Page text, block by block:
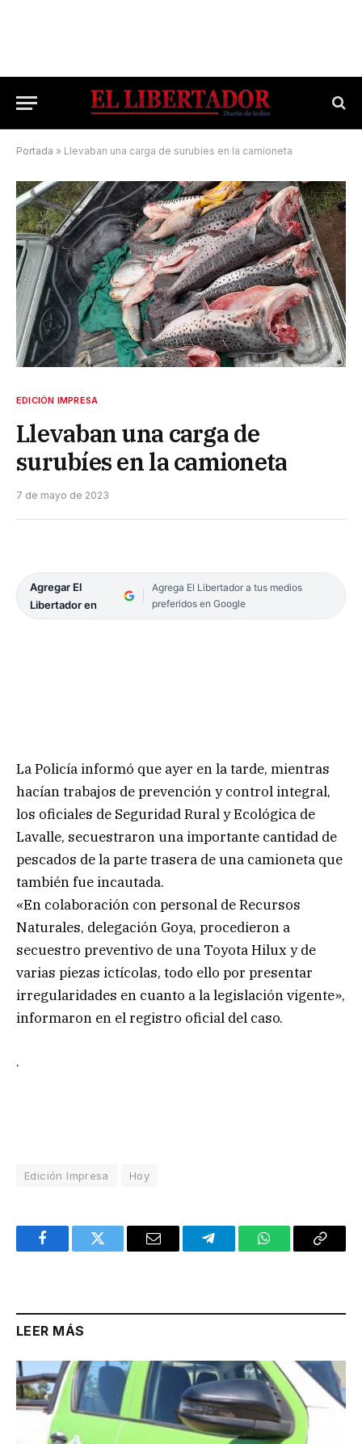
Portada » Llevaban una carga de surubíes en la camioneta
EDICIÓN IMPRESA
Llevaban una carga de
surubíes en la camioneta
7 de mayo de 2023
Agregar El
Libertador en
Agrega El Libertador a tus medios
preferidos en Google
La Policía informó que ayer en la tarde, mientras
hacían trabajos de prevención y control integral,
los oficiales de Seguridad Rural y Ecológica de
Lavalle, secuestraron una importante cantidad de
pescados de la parte trasera de una camioneta que
también fue incautada.
«En colaboración con personal de Recursos
Naturales, delegación Goya, procedieron a
secuestro preventivo de una Toyota Hilux y de
varias piezas ictícolas, todo ello por presentar
irregularidades en cuanto a la legislación vigente»,
informaron en el registro oficial del caso.
.
Edición Impresa Hoy
FacebookTwitter Email TelegramWhatsAppCopy
LEER MÁS